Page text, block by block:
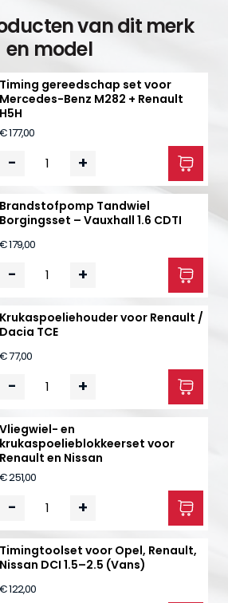
van dit merk
en model
Timing gereedschap set voor
Mercedes-Benz M282 + Renault
H5H
€ 177,00
- +
Brandstofpomp Tandwiel
Borgingsset – Vauxhall 1.6 CDTI
€ 179,00
- +
Krukaspoeliehouder voor Renault /
Dacia TCE
€ 77,00
- +
Vliegwiel- en
krukaspoelieblokkeerset voor
Renault en Nissan
€ 251,00
- +
Timingtoolset voor Opel, Renault,
Nissan DCI 1.5–2.5 (Vans)
€ 122,00